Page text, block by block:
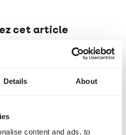
Details About
content and ads, to
cet article
sur
Partagez